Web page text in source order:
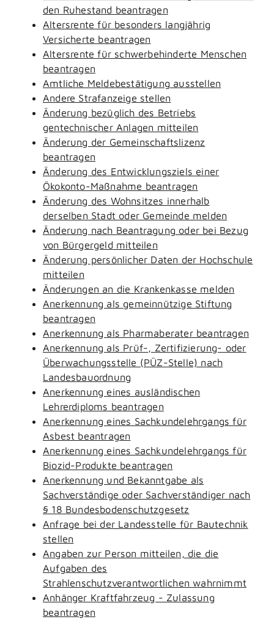
den Ruhestand beantragen
Altersrente für besonders langjährig
Versicherte beantragen
Altersrente für schwerbehinderte Menschen
beantragen
Amtliche Meldebestätigung ausstellen
Andere Strafanzeige stellen
Änderung bezüglich des Betriebs
gentechnischer Anlagen mitteilen
Änderung der Gemeinschaftslizenz
beantragen
Änderung des Entwicklungsziels einer
Ökokonto-Maßnahme beantragen
Änderung des Wohnsitzes innerhalb
derselben Stadt oder Gemeinde melden
Änderung nach Beantragung oder bei Bezug
von Bürgergeld mitteilen
Änderung persönlicher Daten der Hochschule
mitteilen
Änderungen an die Krankenkasse melden
Anerkennung als gemeinnützige Stiftung
beantragen
Anerkennung als Pharmaberater beantragen
Anerkennung als Prüf-, Zertifizierung- oder
Überwachungsstelle (PÜZ-Stelle) nach
Landesbauordnung
Anerkennung eines ausländischen
Lehrerdiploms beantragen
Anerkennung eines Sachkundelehrgangs für
Asbest beantragen
Anerkennung eines Sachkundelehrgangs für
Biozid-Produkte beantragen
Anerkennung und Bekanntgabe als
Sachverständige oder Sachverständiger nach
§ 18 Bundesbodenschutzgesetz
Anfrage bei der Landesstelle für Bautechnik
stellen
Angaben zur Person mitteilen, die die
Aufgaben des
Strahlenschutzverantwortlichen wahrnimmt
Anhänger Kraftfahrzeug - Zulassung
beantragen